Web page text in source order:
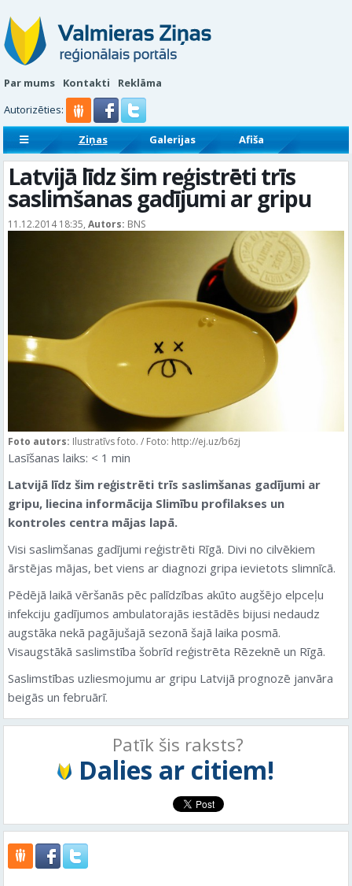
Par mums Kontakti
Reklāma
Autorizēties:
Ziņas Galerijas
Afiša
Sludinājumi
Reklāmraksti
Latvijā līdz šim reģistrēti trīs
saslimšanas gadījumi ar gripu
11.12.2014 18:35, Autors: BNS
Foto autors: Ilustratīvs foto. / Foto: http://ej.uz/b6zj
Lasīšanas laiks: < 1 min
Latvijā līdz šim reģistrēti trīs saslimšanas gadījumi ar
gripu, liecina informācija Slimību profilakses un
kontroles centra mājas lapā.
Visi saslimšanas gadījumi reģistrēti Rīgā. Divi no cilvēkiem
ārstējas mājas, bet viens ar diagnozi gripa ievietots slimnīcā.
Pēdējā laikā vēršanās pēc palīdzības akūto augšējo elpceļu
infekciju gadījumos ambulatorajās iestādēs bijusi nedaudz
augstāka nekā pagājušajā sezonā šajā laika posmā.
Visaugstākā saslimstība šobrīd reģistrēta Rēzeknē un Rīgā.
Saslimstības uzliesmojumu ar gripu Latvijā prognozē janvāra
beigās un februārī.
Patīk šis raksts?
Dalies ar citiem!